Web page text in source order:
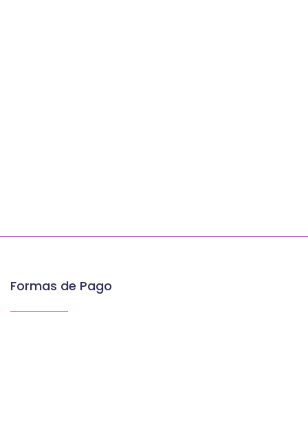
Formas de Pago